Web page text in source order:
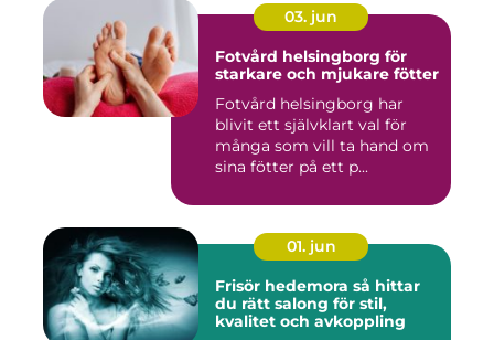
03. jun
Fotvård helsingborg för
starkare och mjukare fötter
Fotvård helsingborg har
blivit ett självklart val för
många som vill ta hand om
sina fötter på ett p...
01. jun
Frisör hedemora så hittar
du rätt salong för stil,
kvalitet och avkoppling